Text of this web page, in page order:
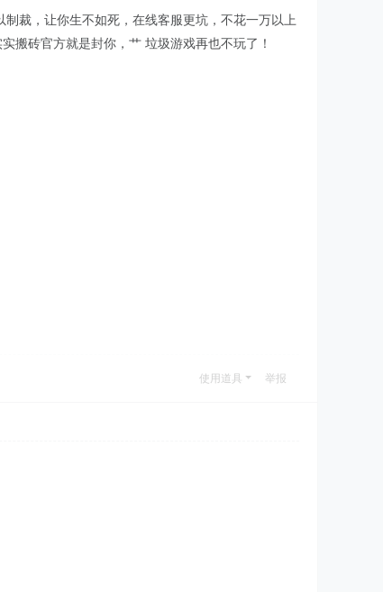
裁，让你生不如死，在线客服更坑，不花一万以上
搬砖官方就是封你，艹 垃圾游戏再也不玩了！
使用道具 举报